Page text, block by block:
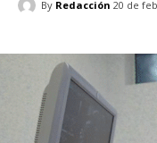
By Redacción 20 de